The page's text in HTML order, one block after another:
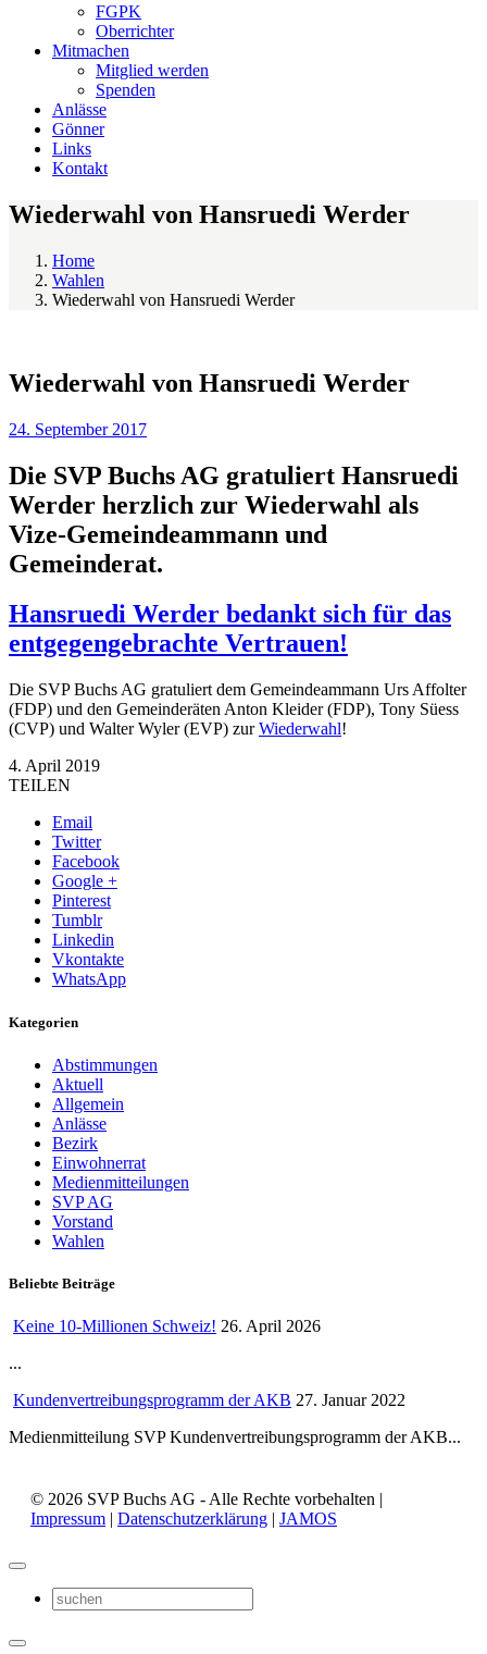
FGPK
Oberrichter
Mitmachen
Mitglied werden
Spenden
Anlässe
Gönner
Links
Kontakt
Wiederwahl von Hansruedi Werder
Home
Wahlen
Wiederwahl von Hansruedi Werder
Wiederwahl von Hansruedi Werder
24. September 2017
Die SVP Buchs AG gratuliert Hansruedi
Werder herzlich zur Wiederwahl als
Vize-Gemeindeammann und
Gemeinderat.
Hansruedi Werder bedankt sich für das
entgegengebrachte Vertrauen!
Die SVP Buchs AG gratuliert dem Gemeindeammann Urs Affolter
(FDP) und den Gemeinderäten Anton Kleider (FDP), Tony Süess
(CVP) und Walter Wyler (EVP) zurWiederwahl!
4. April 2019
TEILEN
Email
Twitter
Facebook
Google +
Pinterest
Tumblr
Linkedin
Vkontakte
WhatsApp
Kategorien
Abstimmungen
Aktuell
Allgemein
Anlässe
Bezirk
Einwohnerrat
Medienmitteilungen
SVP AG
Vorstand
Wahlen
Beliebte Beiträge
Keine 10-Millionen Schweiz! 26. April 2026
...
Kundenvertreibungsprogramm der AKB 27. Januar 2022
Medienmitteilung SVP Kundenvertreibungsprogramm der AKB...
© 2026 SVP Buchs AG - Alle Rechte vorbehalten |
Impressum | Datenschutzerklärung | JAMOS